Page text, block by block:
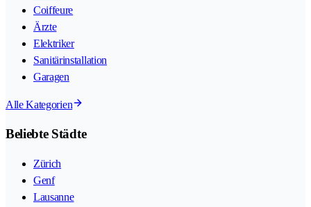
Coiffeure
Ärzte
Elektriker
Sanitärinstallation
Garagen
Alle Kategorien
Beliebte Städte
Zürich
Genf
Lausanne